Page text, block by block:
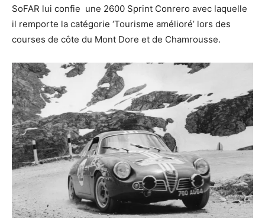
SoFAR lui confie une 2600 Sprint Conrero avec laquelle
il remporte la catégorie ‘Tourisme amélioré’ lors des
courses de côte du Mont Dore et de Chamrousse.